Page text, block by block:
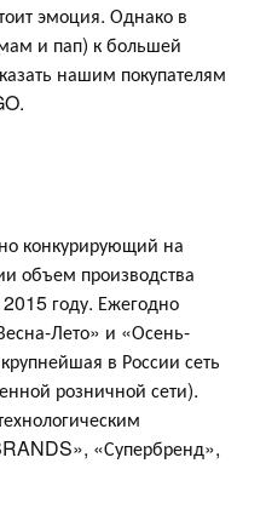
эмоция. Однако в
и пап) к большей
нашим покупателям
конкурирующий на
объем производства
году. Ежегодно
Лето» и «Осень-
в России сеть
розничной сети).
«Супербренд»,